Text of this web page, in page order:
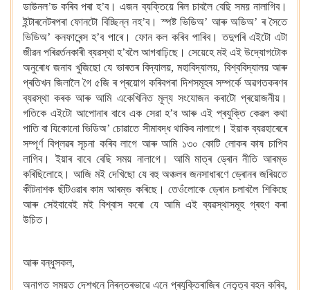
ডাউনল’ড কৰিব পৰা হ’ব। এজন ব্যক্তিয়ে ৰিল চাবলৈ বেছি সময় নালাগিব।
ইন্টাৰনেটৰপৰা ফোনটো বিচ্ছিন্ন নহ’ব। স্পষ্ট ভিডিঅ’ আৰু অডিঅ’ ৰ সৈতে
ভিডিঅ’ কনফাৰেন্স হ’ব পাৰে। ফোন কল কৰিব পাৰিব। তদুপৰি এইটো এটা
জীৱন পৰিৱৰ্তনকাৰী ব্যৱস্থা হ’বলৈ আগবাঢ়িছে। সেয়েহে মই এই উদ্যোগটোক
অনুৰোধ জনাব খুজিছো যে ভাৰতৰ বিদ্যালয়, মহাবিদ্যালয়, বিশ্ববিদ্যালয় আৰু
প্ৰতিখন জিলালৈ গৈ ৫জি ৰ প্ৰয়োগ কৰিবপৰা দিশসমূহৰ সম্পৰ্কে অৱগতকৰণৰ
ব্যৱস্থা কৰক আৰু আমি একেখিনিত মূল্য সংযোজন কৰাটো প্ৰয়োজনীয়।
গতিকে এইটো আপোনাৰ বাবে এক সেৱা হ’ব আৰু এই প্ৰযুক্তি কেৱল কথা
পাতি বা যিকোনো ভিডিঅ’ চোৱাতে সীমাবদ্ধ থাকিব নালাগে। ইয়াক ব্যৱহাৰেৰে
সম্পূৰ্ণ বিপ্লৱৰ সূচনা কৰিব লাগে আৰু আমি ১৩০ কোটি লোকৰ কাষ চাপিব
লাগিব। ইয়াৰ বাবে বেছি সময় নালাগে। আমি মাত্ৰ ড্ৰোন নীতি আৰম্ভ
কৰিছিলোহে। আজি মই দেখিছো যে বহু অঞ্চলৰ জনসাধাৰণে ড্ৰোনৰ জৰিয়তে
কীটনাশক ছঁটিওৱাৰ কাম আৰম্ভ কৰিছে। তেওঁলোকে ড্ৰোন চলাবলৈ শিকিছে
আৰু সেইবাবেই মই বিশ্বাস কৰো যে আমি এই ব্যৱস্থাসমূহ গ্ৰহণ কৰা
উচিত।
আৰু বন্ধুসকল,
অনাগত সময়ত দেশখনে নিৰন্তৰভাৱে এনে প্ৰযুক্তিৰাজিৰ নেতৃত্ব বহন কৰিব,